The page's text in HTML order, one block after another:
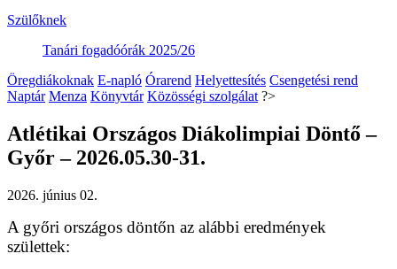
Szülőknek
Tanári fogadóórák 2025/26
Öregdiákoknak E-napló Órarend Helyettesítés Csengetési rend
Naptár Menza Könyvtár Közösségi szolgálat ?>
Atlétikai Országos Diákolimpiai Döntő –
Győr – 2026.05.30-31.
2026. június 02.
A győri országos döntőn az alábbi eredmények
születtek: